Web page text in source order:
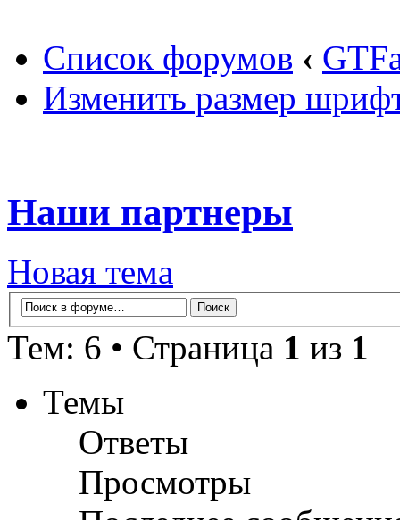
Список форумов ‹
Изменить размер
Наши партнеры
Новая тема
Тем: 6 • Страница 1 из 1
Темы
Ответы
Просмотры